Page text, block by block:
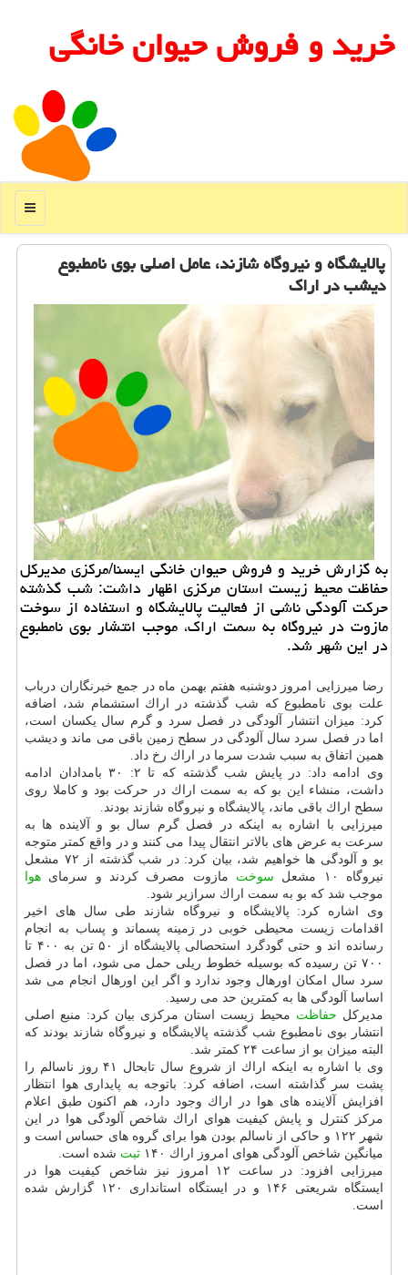
خرید و فروش حیوان خانگی
منو
پالایشگاه و نیروگاه شازند، عامل اصلی بوی نامطبوع
دیشب در اراك
به گزارش خرید و فروش حیوان خانگی ایسنا/مركزی مدیركل
حفاظت محیط زیست استان مركزی اظهار داشت: شب گذشته
حركت آلودگی ناشی از فعالیت پالایشگاه و استفاده از سوخت
مازوت در نیروگاه به سمت اراك، موجب انتشار بوی نامطبوع
در این شهر شد.
رضا میرزایی امروز دوشنبه هفتم بهمن ماه در جمع خبرنگاران درباب
علت بوی نامطبوع كه شب گذشته در اراك استشمام شد، اضافه
كرد: میزان انتشار آلودگی در فصل سرد و گرم سال یكسان است،
اما در فصل سرد سال آلودگی در سطح زمین باقی می ماند و دیشب
همین اتفاق به سبب شدت سرما در اراك رخ داد.
وی ادامه داد: در پایش شب گذشته كه تا ۲: ۳۰ بامدادان ادامه
داشت، منشاء این بو كه به سمت اراك در حركت بود و كاملا روی
سطح اراك باقی ماند، پالایشگاه و نیروگاه شازند بودند.
میرزایی با اشاره به اینكه در فصل گرم سال بو و آلاینده ها به
سرعت به عرض های بالاتر انتقال پیدا می كنند و در واقع كمتر متوجه
بو و آلودگی ها خواهیم شد، بیان كرد: در شب گذشته از ۷۲ مشعل
نیروگاه ۱۰ مشعل
سوخت مازوت مصرف كردند و سرمای هوا
موجب شد كه بو به سمت اراك سرازیر شود.
وی اشاره كرد: پالایشگاه و نیروگاه شازند طی سال های اخیر
اقدامات زیست محیطی خوبی در زمینه پسماند و پساب به انجام
رسانده اند و حتی گودگرد استحصالی پالایشگاه از ۵۰ تن به ۴۰۰ تا
۷۰۰ تن رسیده كه بوسیله خطوط ریلی حمل می شود، اما در فصل
سرد سال امكان اورهال وجود ندارد و اگر این اورهال انجام می شد
اساسا آلودگی ها به كمترین حد می رسید.
مدیركل حفاظت محیط زیست استان مركزی بیان كرد: منبع اصلی
انتشار بوی نامطبوع شب گذشته پالایشگاه و نیروگاه شازند بودند كه
البته میزان بو از ساعت ۲۴ كمتر شد.
وی با اشاره به اینكه اراك از شروع سال تابحال ۴۱ روز ناسالم را
پشت سر گذاشته است، اضافه كرد: باتوجه به پایداری هوا انتظار
افزایش آلاینده های هوا در اراك وجود دارد، هم اكنون طبق اعلام
مركز كنترل و پایش كیفیت هوای اراك شاخص آلودگی هوا در این
شهر ۱۲۲ و حاكی از ناسالم بودن هوا برای گروه های حساس است و
میانگین شاخص آلودگی هوای امروز اراك ۱۴۰
ثبت شده است.
میرزایی افزود: در ساعت ۱۲ امروز نیز شاخص كیفیت هوا در
ایستگاه شریعتی ۱۴۶ و در ایستگاه استانداری ۱۲۰ گزارش شده
است.